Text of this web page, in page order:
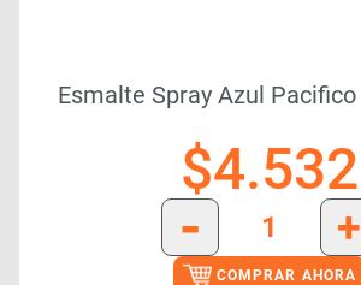
Esmalte Spray Azul Pacifico
$4.532
-
+
COMPRAR AHORA